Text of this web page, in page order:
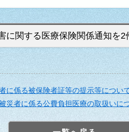
関する医療保険関係通知を2
に係る被保険者証等の提示等につい
災者に係る公費負担医療の取扱いに